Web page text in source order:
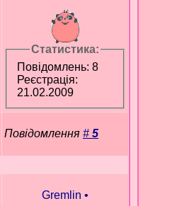
Статистика:
Повідомлень: 8
Реєстрація:
21.02.2009
Повідомлення # 5
Gremlin •